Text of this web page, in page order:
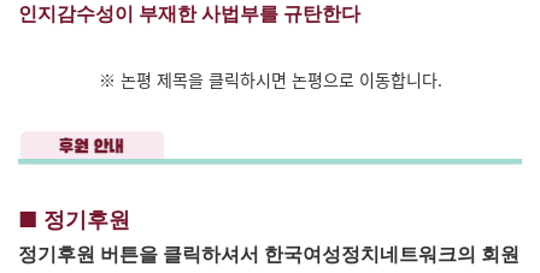
인지감수성이 부재한 사법부를 규탄한다
※ 논평 제목을 클릭하시면 논평으로 이동합니다.
■ 정기후원
정기후원 버튼을 클릭하셔서 한국여성정치네트워크의 회원